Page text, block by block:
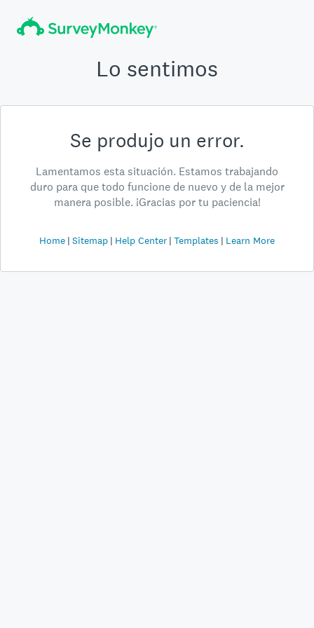
Lo sentimos
Se produjo un error.
Lamentamos esta situación. Estamos trabajando
duro para que todo funcione de nuevo y de la mejor
manera posible. ¡Gracias por tu paciencia!
Home Sitemap Help Center Templates Learn More